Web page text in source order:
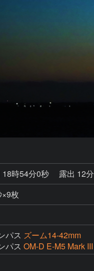
時54分0秒
露出 12分
枚
パス ズーム14-42mm
パス OM-D E-M5 Mark III